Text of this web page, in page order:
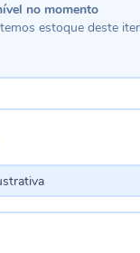
no momento
estoque deste